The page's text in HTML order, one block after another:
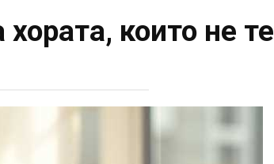
които не те